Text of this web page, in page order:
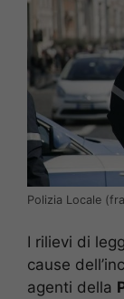
Polizia Locale
I rilievi di
cause
agenti della